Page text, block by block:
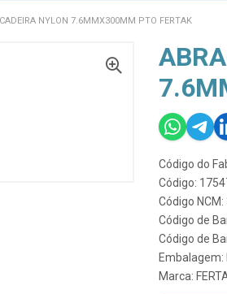
NYLON 7.6MMX300MM PTO FERTAK
Código do
Código:
Código
Código de
Código de
Embalagem:
Marca: